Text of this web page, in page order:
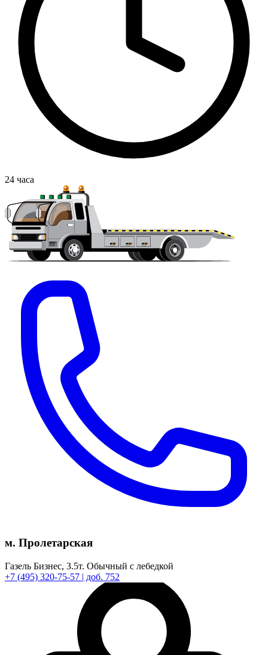
24 часа
м. Пролетарская
Газель Бизнес, 3.5т. Обычный с лебедкой
+7 (495) 320-75-57 | доб. 752